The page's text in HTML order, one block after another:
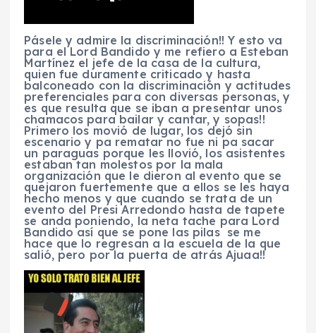
Pásele y admire la discriminación!! Y esto va
para el Lord Bandido y me refiero a Esteban
Martínez el jefe de la casa de la cultura,
quien fue duramente criticado y hasta
balconeado con la discriminación y actitudes
preferenciales para con diversas personas, y
es que resulta que se iban a presentar unos
chamacos para bailar y cantar, y sopas!!
Primero los movió de lugar, los dejó sin
escenario y pa rematar no fue ni pa sacar
un paraguas porque les llovió, los asistentes
estaban tan molestos por la mala
organización que le dieron al evento que se
quejaron fuertemente que a ellos se les haya
hecho menos y que cuando se trata de un
evento del Presi Arredondo hasta de tapete
se anda poniendo, la neta tache para Lord
Bandido así que se pone las pilas se me
hace que lo regresan a la escuela de la que
salió, pero por la puerta de atrás Ajuaa!!